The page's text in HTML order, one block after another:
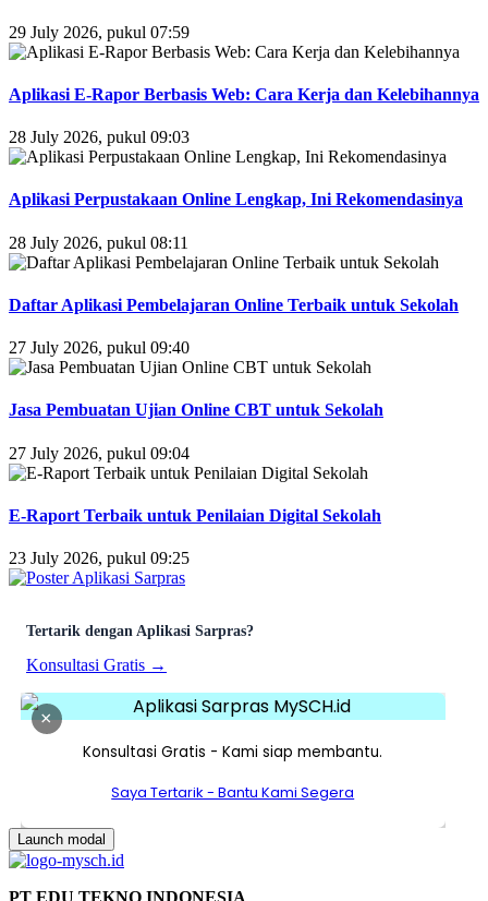
29 July 2026, pukul 07:59
Aplikasi E-Rapor Berbasis Web: Cara Kerja dan Kelebihannya
28 July 2026, pukul 09:03
Aplikasi Perpustakaan Online Lengkap, Ini Rekomendasinya
28 July 2026, pukul 08:11
Daftar Aplikasi Pembelajaran Online Terbaik untuk Sekolah
27 July 2026, pukul 09:40
Jasa Pembuatan Ujian Online CBT untuk Sekolah
27 July 2026, pukul 09:04
E-Raport Terbaik untuk Penilaian Digital Sekolah
23 July 2026, pukul 09:25
Tertarik dengan Aplikasi Sarpras?
Konsultasi Gratis →
×
Konsultasi Gratis - Kami siap membantu.
Saya Tertarik - Bantu Kami Segera
Launch modal
PT EDU TEKNO INDONESIA